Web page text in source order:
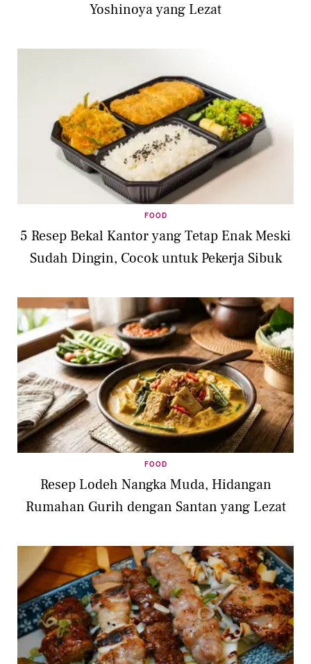
Yoshinoya yang Lezat
FOOD
5 Resep Bekal Kantor yang Tetap Enak Meski
Sudah Dingin, Cocok untuk Pekerja Sibuk
FOOD
Resep Lodeh Nangka Muda, Hidangan
Rumahan Gurih dengan Santan yang Lezat